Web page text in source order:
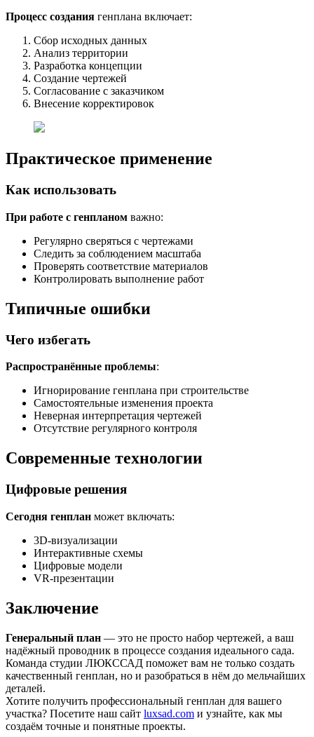
Процесс создания генплана включает:
Сбор исходных данных
Анализ территории
Разработка концепции
Создание чертежей
Согласование с заказчиком
Внесение корректировок
Практическое применение
Как использовать
При работе с генпланом важно:
Регулярно сверяться с чертежами
Следить за соблюдением масштаба
Проверять соответствие материалов
Контролировать выполнение работ
Типичные ошибки
Чего избегать
Распространённые проблемы:
Игнорирование генплана при строительстве
Самостоятельные изменения проекта
Неверная интерпретация чертежей
Отсутствие регулярного контроля
Современные технологии
Цифровые решения
Сегодня генплан может включать:
3D-визуализации
Интерактивные схемы
Цифровые модели
VR-презентации
Заключение
Генеральный план — это не просто набор чертежей, а ваш
надёжный проводник в процессе создания идеального сада.
Команда студии ЛЮКССАД поможет вам не только создать
качественный генплан, но и разобраться в нём до мельчайших
деталей.
Хотите получить профессиональный генплан для вашего
участка? Посетите наш сайт luxsad.com и узнайте, как мы
создаём точные и понятные проекты.